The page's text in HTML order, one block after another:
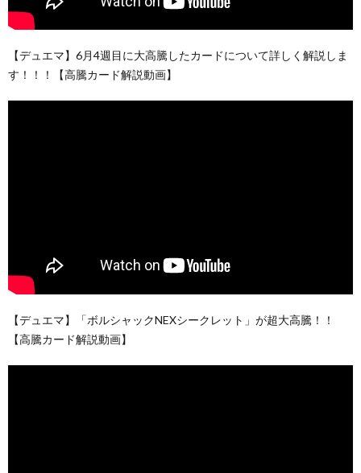
【デュエマ】6月4週目に大高騰したカードについて詳しく解説しま
す！！！【高騰カード解説動画】
【デュエマ】「ボルシャックNEXシークレット」が超大高騰！！
【高騰カード解説動画】